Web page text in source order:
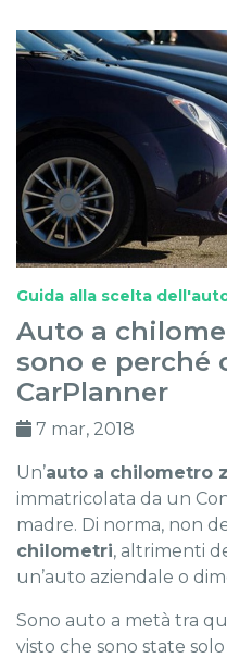
Guida alla scelta
Auto a
sono e perché
CarPlanner
7 mar, 2018
Un’auto a chilometro
immatricolata da un
madre. Di norma, non
chilometri, altrimenti
un’auto aziendale o
Sono auto a metà tra
visto che sono state